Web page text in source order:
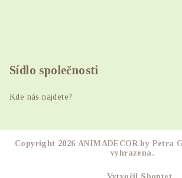
Sídlo společnosti
Kde nás najdete?
Copyright 2026 ANIMADECOR by Petra
vyhrazena.